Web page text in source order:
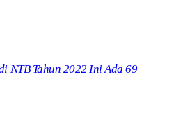
NTB Tahun 2022 Ini Ada 69